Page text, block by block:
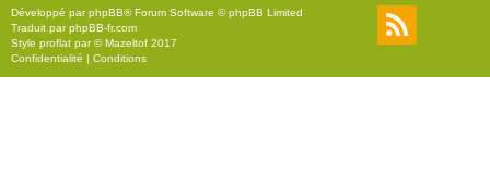
Développé parphpBB® Forum Software © phpBB Limited
Traduit parphpBB-fr.com
Style proflat par ©Mazeltof 2017
Confidentialité | Conditions